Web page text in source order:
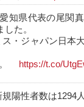
知県代表の尾関
た。
・ジャパン日本
https://t.co/
陽性者数は1294